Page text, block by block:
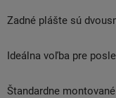
Zadné plášte sú
Ideálna voľba pre
Štandardne